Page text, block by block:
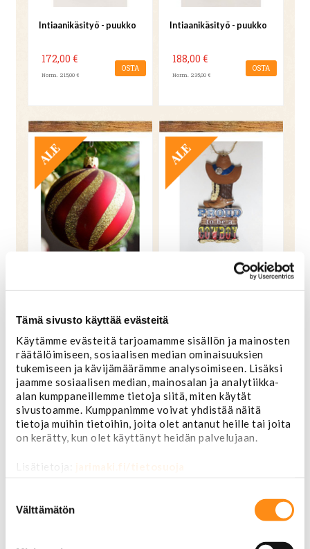
Tämä sivusto käyttää evästeitä
Käytämme evästeitä tarjoamamme sisällön ja mainosten
räätälöimiseen, sosiaalisen median ominaisuuksien
tukemiseen ja kävijämäärämme analysoimiseen. Lisäksi
jaamme sosiaalisen median, mainosalan ja analytiikka-
alan kumppaneillemme tietoja siitä, miten käytät
sivustoamme. Kumppanimme voivat yhdistää näitä
tietoja muihin tietoihin, joita olet antanut heille tai joita
on kerätty, kun olet käyttänyt heidän palvelujaan.
Lisätietoja: jarimaki.fi/tietosuoja
valinta
Välttämätön
Intiaanikäsityö - puukko
172,00 €
Norm. 215,00 €
OSTA
Intiaanikäsityö - puukko
188,00 €
Norm. 235,00 €
OSTA
TARJOUS
OSTA
TARJOUS
Joulukuusen koriste -
TARJOUS TARJOUS